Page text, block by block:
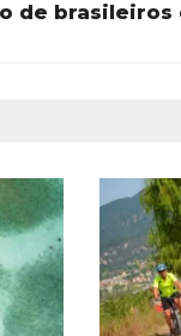
de brasileiros